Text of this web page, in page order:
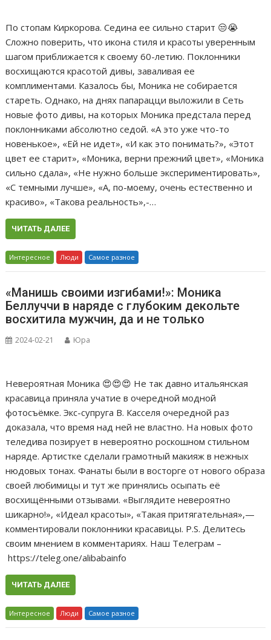
По стопам Киркорова. Седина ее сильно старит 😒😭
Сложно поверить, что икона стиля и красоты уверенным
шагом приближается к своему 60-летию. Поклонники
восхищаются красотой дивы, заваливая ее
комплиментами. Казалось бы, Моника не собирается
стареть. Однако, на днях папарацци выложили в Сеть
новые фото дивы, на которых Моника предстала перед
поклонниками абсолютно седой. «А это уже что-то
новенькое», «Ей не идет», «И как это понимать?», «Этот
цвет ее старит», «Моника, верни прежний цвет», «Моника
сильно сдала», «Не нужно больше экспериментировать»,
«С темными лучше», «А, по-моему, очень естественно и
красиво», «Такова реальность»,-…
ЧИТАТЬ ДАЛЕЕ
Интересное Люди Самое разное
«Манишь своими изгибами!»: Моника
Беллуччи в наряде с глубоким декольте
восхитила мужчин, да и не только
2024-02-21 Юра
Невероятная Моника 😍😍😍 Не так давно итальянская
красавица приняла учатие в очередной модной
фотосъёмке. Экс-супруга В. Касселя очередной раз
доказала, что время над ней не властно. На новых фото
теледива позирует в невероятно роскошном стильном
наряде. Артистке сделали грамотный макияж в нежных
нюдовых тонах. Фанаты были в восторге от нового образа
своей любимицы и тут же принялись осыпать её
восхищёнными отзывами. «Выглядите невероятно
шикарно!», «Идеал красоты», «Такая притягательная»,—
комментировали поклонники красавицы. P.S. Делитесь
своим мнением в комментариях. Наш Телеграм –
https://teleg.one/alibabainfo
ЧИТАТЬ ДАЛЕЕ
Интересное Люди Самое разное